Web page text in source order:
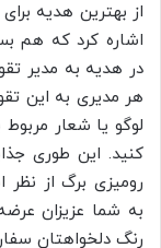
از بهترین هدیه برای مدیر در
اشاره کرد که هم
در هدیه به مدیر
هر مدیری به این
لوگو یا شعار
کنید. این طوری
رومیزی برگ از نظر
به شما عزیزان
رنگ دلخواهتان